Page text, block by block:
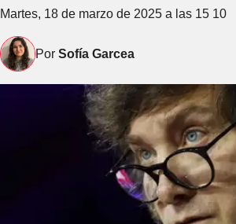
Martes, 18 de marzo de 2025 a las 15 10
Por Sofía Garcea